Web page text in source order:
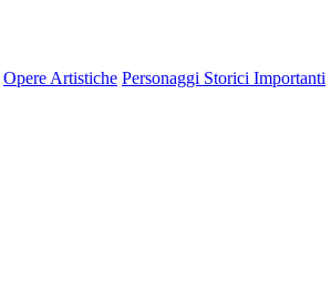
Opere Artistiche Personaggi Storici Importanti